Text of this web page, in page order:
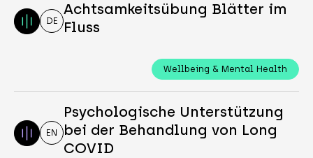
DE
Achtsamkeitsübung Blätter im
Fluss
Wellbeing & Mental Health
EN
Psychologische Unterstützung
bei der Behandlung von Long
COVID